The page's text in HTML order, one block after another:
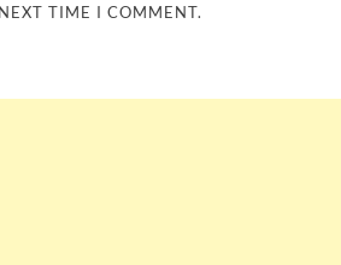
TIME I COMMENT.